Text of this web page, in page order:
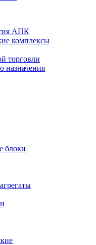
АПК
комплексы
торговли
назначения
блоки